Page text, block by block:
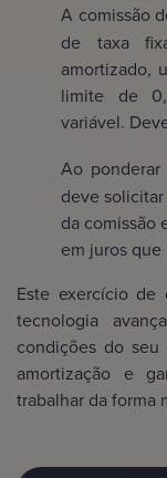
A comissão
de taxa
amortizado,
limite de
variável.
Ao
deve
da comissão
em juros
Este exercício de
tecnologia
condições do
amortização e
trabalhar da forma